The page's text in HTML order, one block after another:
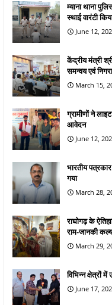
म्याना थाना
स्थाई वारंटी
June 12,
केंद्रीय मंत्री
समन्वय एवं
March 15,
ग्रामीणों ने
आवेदन
June 12,
भारतीय
गया
March 28,
राघोगढ़ के
राम-जानकी
March 29,
विभिन्न क्षेत्रों
June 17,